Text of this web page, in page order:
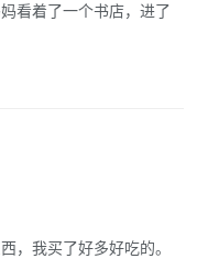
看着了一个书店，进了
，我买了好多好吃的。